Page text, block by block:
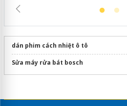
dán phim cách nhiệt ô tô
Sửa máy rửa bát bosch